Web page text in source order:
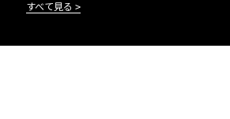
すべて見る